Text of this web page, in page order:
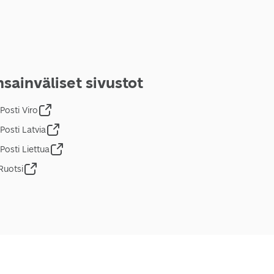
sivustot
Viro
Latvia
Liettua